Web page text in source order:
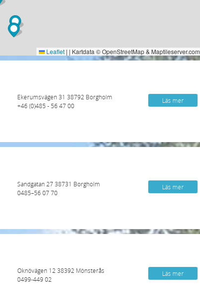
Leaflet | | Kartdata © OpenStreetMap & Maptileserver.com
Ekerumsvägen 31 38792 Borgholm
+46 (0)485 - 56 47 00
Läs mer
Sandgatan 27 38731 Borgholm
0485–56 07 70
Läs mer
Oknövägen 12 38392 Mönsterås
0499-449 02
Läs mer